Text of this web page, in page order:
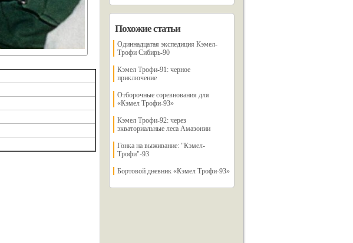
Похожие статьи
Одиннадцатая экспедиция Кэмел-
Трофи Сибирь-90
Кэмел Трофи-91: черное
приключение
Отборочные соревнования для
«Кэмел Трофи-93»
Кэмел Трофи-92: через
экваториальные леса Амазонии
Гонка на выживание: "Кэмел-
Трофи"-93
Бортовой дневник «Кэмел Трофи-93»